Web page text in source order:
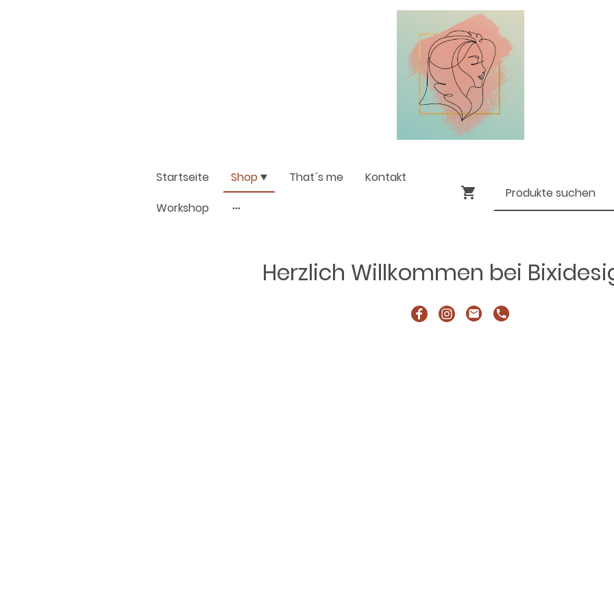
Startseite Shop That´s me
Kontakt
Workshop
Herzlich Willkommen bei